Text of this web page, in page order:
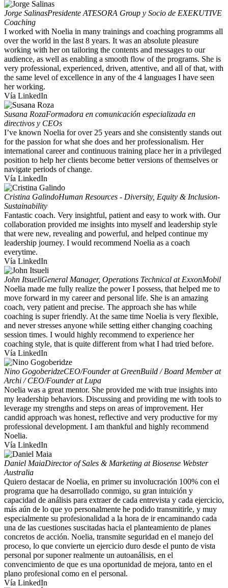
Jorge SalinasPresidente ATESORA Group y Socio de EXEKUTIVE
Coaching
I worked with Noelia in many trainings and coaching programms all
over the world in the last 8 years. It was an absolute pleasure
working with her on tailoring the contents and messages to our
audience, as well as enabling a smooth flow of the programs. She is
very professional, experienced, driven, attentive, and all of that, with
the same level of excellence in any of the 4 languages I have seen
her working.
Vía LinkedIn
Susana RozaFormadora en comunicación especializada en
directivos y CEOs
I’ve known Noelia for over 25 years and she consistently stands out
for the passion for what she does and her professionalism. Her
international career and continuous training place her in a privileged
position to help her clients become better versions of themselves or
navigate periods of change.
Vía LinkedIn
Cristina GalindoHuman Resources - Diversity, Equity & Inclusion-
Sustainability
Fantastic coach. Very insightful, patient and easy to work with. Our
collaboration provided me insights into myself and leadership style
that were new, revealing and powerful, and helped continue my
leadership journey. I would recommend Noelia as a coach
everytime.
Vía LinkedIn
John ItsueliGeneral Manager, Operations Technical at ExxonMobil
Noelia made me fully realize the power I possess, that helped me to
move forward in my career and personal life. She is an amazing
coach, very patient and precise. The approach she has while
coaching is super friendly. At the same time Noelia is very flexible,
and never stresses anyone while setting either changing coaching
session times. I would highly recommend to experience her
coaching style, that is quite different from what I had tried before.
Vía LinkedIn
Nino GogoberidzeCEO/Founder at GreenBuild / Board Member at
Archi / CEO/Founder at Lupa
Noelia was a great mentor. She provided me with true insights into
my leadership behaviors. Discussing and providing me with tools to
leverage my strengths and steps on areas of improvement. Her
candid approach was honest, reflective and very productive for my
professional development. I am thankful and highly recommend
Noelia.
Vía LinkedIn
Daniel MaiaDirector of Sales & Marketing at Biosense Webster
Australia
Quiero destacar de Noelia, en primer su involucración 100% con el
programa que ha desarrollado conmigo, su gran intuición y
capacidad de análisis para extraer de cada entrevista y cada ejercicio,
más aún de lo que yo personalmente he podido transmitirle, y muy
especialmente su profesionalidad a la hora de ir encaminando cada
una de las cuestiones suscitadas hacia el planteamiento de planes
concretos de acción. Noelia, transmite seguridad en el manejo del
proceso, lo que convierte un ejercicio duro desde el punto de vista
personal por suponer realmente un autoanálisis, en el
convencimiento de que es una oportunidad de mejora, tanto en el
plano profesional como en el personal.
Vía LinkedIn